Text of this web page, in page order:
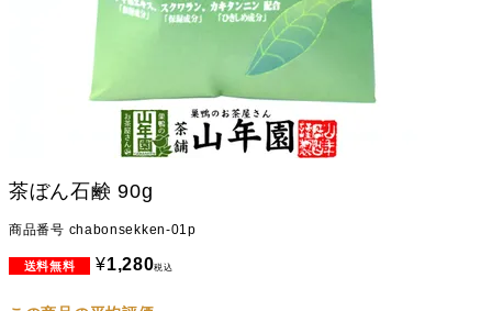
茶ぼん石鹸 90g
商品番号 chabonsekken-01p
¥1,280税込